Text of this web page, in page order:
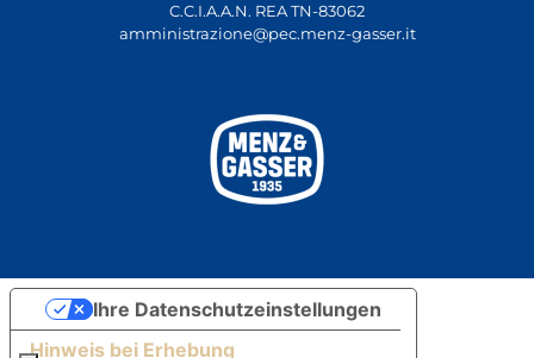
C.C.I.A.A.N. REA TN-83062
amministrazione@pec.menz-gasser.it
Hinweis bei Erhebung
Ihre Datenschutzeinstellungen